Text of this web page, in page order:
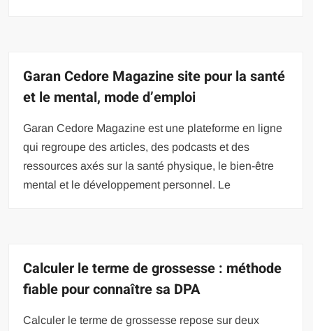
Garan Cedore Magazine site pour la santé
et le mental, mode d’emploi
Garan Cedore Magazine est une plateforme en ligne
qui regroupe des articles, des podcasts et des
ressources axés sur la santé physique, le bien-être
mental et le développement personnel. Le
Calculer le terme de grossesse : méthode
fiable pour connaître sa DPA
Calculer le terme de grossesse repose sur deux